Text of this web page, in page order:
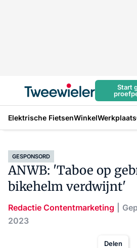
Start
Elektrische FietsenWinkelWerkplaats
GESPONSORD
ANWB: 'Taboe op
bikehelm verdwijnt'
Redactie Contentmarketing
2023
Delen